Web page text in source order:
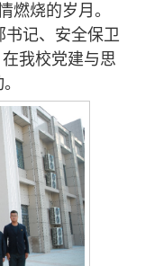
燃烧的岁月。
书记、安全保卫
我校党建与思